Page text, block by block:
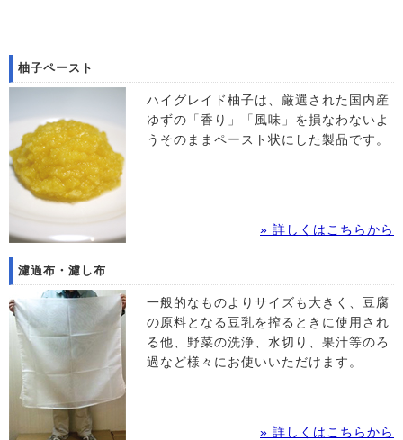
柚子ペースト
ハイグレイド柚子は、厳選された国内産
ゆずの「香り」「風味」を損なわないよ
うそのままペースト状にした製品です。
» 詳しくはこちらから
濾過布・濾し布
一般的なものよりサイズも大きく、豆腐
の原料となる豆乳を搾るときに使用され
る他、野菜の洗浄、水切り、果汁等のろ
過など様々にお使いいただけます。
» 詳しくはこちらから